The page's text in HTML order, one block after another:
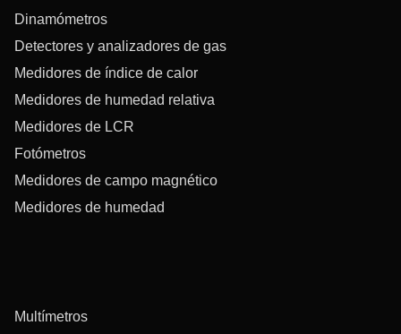
Dinamómetros
Detectores y analizadores de gas
Medidores de índice de calor
Medidores de humedad relativa
Medidores de LCR
Fotómetros
Medidores de campo magnético
Medidores de humedad
Multímetros